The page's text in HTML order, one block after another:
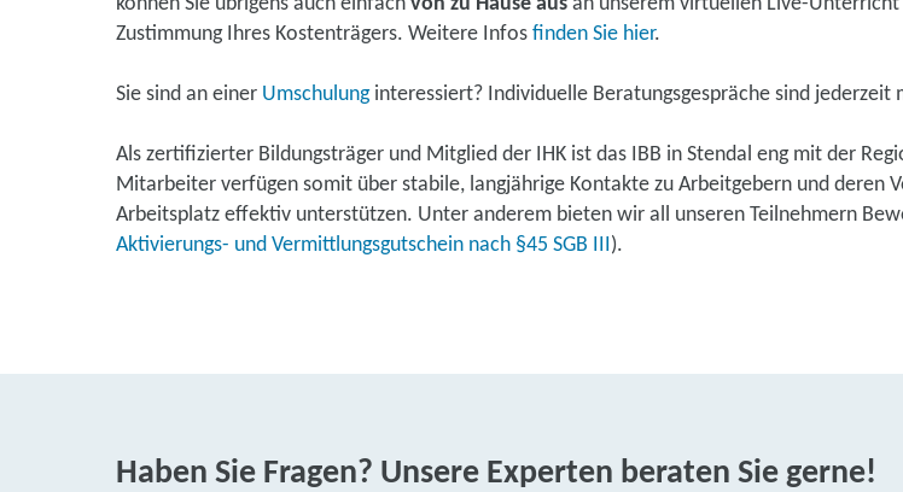
Zustimmung Ihres Kostenträgers. Weitere Infos finden Sie hier.
Sie sind an einer Umschulunginteressiert? Individuelle Beratungsgespräche sind jederzeit
Als zertifizierter Bildungsträger und Mitglied der IHK ist das IBB in Stendal eng mit der
Mitarbeiter verfügen somit über stabile, langjährige Kontakte zu Arbeitgebern und deren
Arbeitsplatz effektiv unterstützen. Unter anderem bieten wir all unseren Teilnehmern
Aktivierungs- und Vermittlungsgutschein nach §45 SGB III).
Haben Sie Fragen? Unsere Experten beraten Sie gerne!